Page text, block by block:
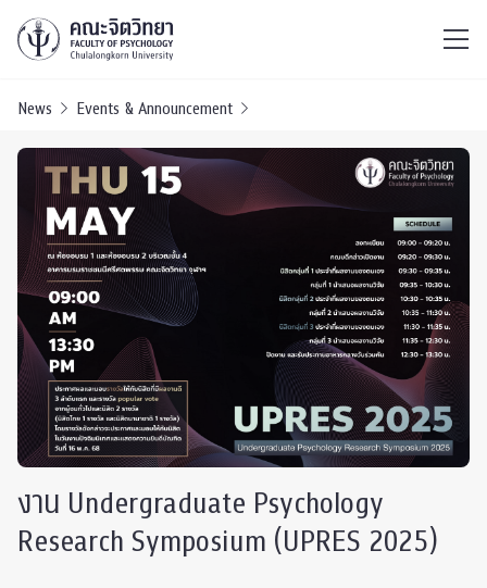
News Events & Announcement
งาน Undergraduate Psychology
Research Symposium (UPRES 2025)